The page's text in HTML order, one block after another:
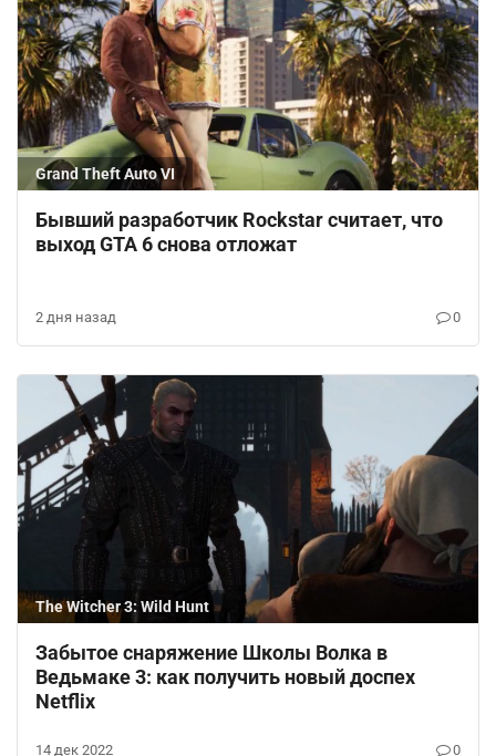
Grand Theft Auto VI
Бывший разработчик Rockstar считает, что
выход GTA 6 снова отложат
2 дня назад 0
The Witcher 3: Wild Hunt
Забытое снаряжение Школы Волка в
Ведьмаке 3: как получить новый доспех
Netflix
14 дек 2022 0